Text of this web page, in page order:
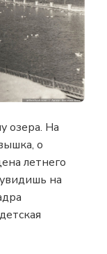
озера. На
о
летнего
на